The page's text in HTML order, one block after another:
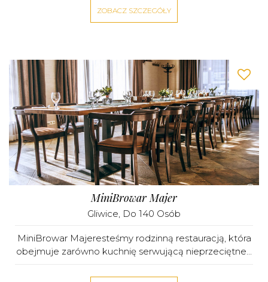
ZOBACZ SZCZEGÓŁY
MiniBrowar Majer
Gliwice, Do 140 Osób
MiniBrowar Majeresteśmy rodzinną restauracją, która
obejmuje zarówno kuchnię serwującą nieprzeciętne...